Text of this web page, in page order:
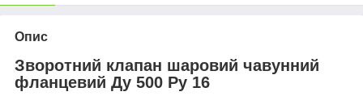
Опис
Зворотний клапан шаровий чавунний
фланцевий Ду 500 Ру 16